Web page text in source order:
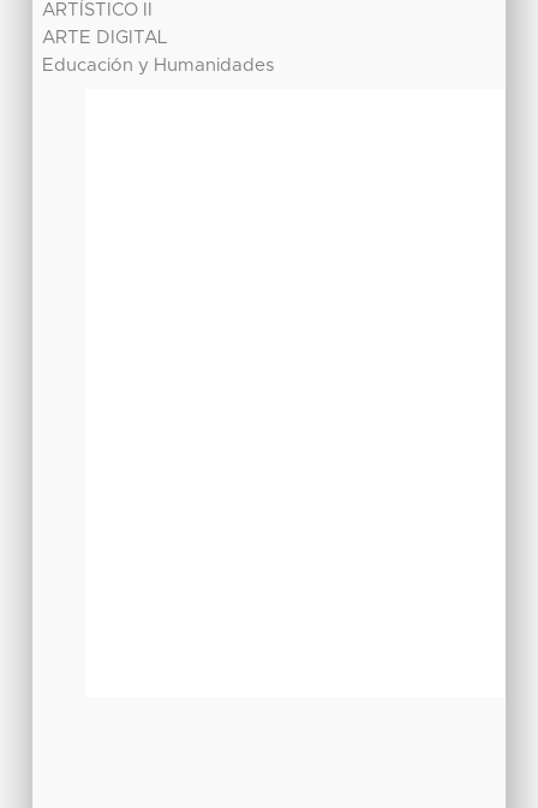
ARTÍSTICO II
ARTE DIGITAL
Educación y Humanidades